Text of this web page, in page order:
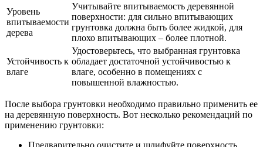
Уровень
впитываемости
дерева
Учитывайте впитываемость деревянной
поверхности: для сильно впитывающих
грунтовка должна быть более жидкой, для
плохо впитывающих – более плотной.
Устойчивость к
влаге
Удостоверьтесь, что выбранная грунтовка
обладает достаточной устойчивостью к
влаге, особенно в помещениях с
повышенной влажностью.
После выбора грунтовки необходимо правильно применить ее
на деревянную поверхность. Вот несколько рекомендаций по
применению грунтовки:
Предварительно очистите и шлифуйте поверхность